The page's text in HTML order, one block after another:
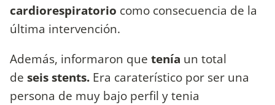
cardiorespiratorio como consecuencia de la
última intervención.
Además, informaron que tenía un total
de seis stents. Era caraterístico por ser una
persona de muy bajo perfil y tenia